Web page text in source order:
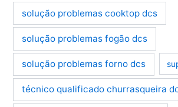
solução problemas cooktop dcs
solução problemas fogão dcs
solução problemas forno dcs
técnico qualificado churrasqueira